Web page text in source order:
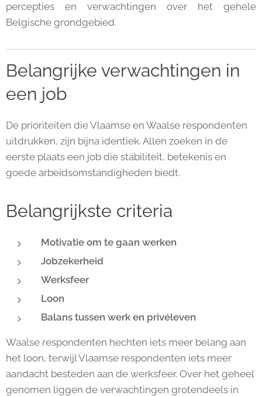
percepties en verwachtingen over het gehele
Belgische grondgebied.
Belangrijke verwachtingen in
een job
De prioriteiten die Vlaamse en Waalse respondenten
uitdrukken, zijn bijna identiek. Allen zoeken in de
eerste plaats een job die stabiliteit, betekenis en
goede arbeidsomstandigheden biedt.
Belangrijkste criteria
Motivatie om te gaan werken
Jobzekerheid
Werksfeer
Loon
Balans tussen werk en privéleven
Waalse respondenten hechten iets meer belang aan
het loon, terwijl Vlaamse respondenten iets meer
aandacht besteden aan de werksfeer. Over het geheel
genomen liggen de verwachtingen grotendeels in